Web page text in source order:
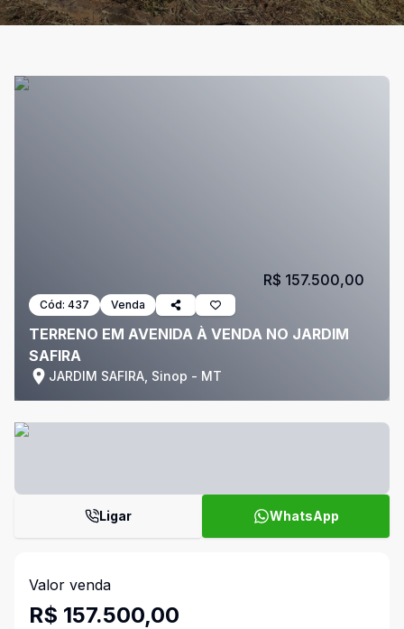
Cód: 437 Venda
TERRENO EM AVENIDA À VENDA NO JARDIM
SAFIRA
JARDIM SAFIRA, Sinop - MT
R$ 157.500,00
Ligar WhatsApp
Valor venda
R$ 157.500,00